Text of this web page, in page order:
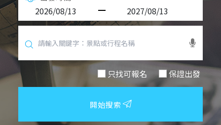
只找可報名 保證出發
開始搜索